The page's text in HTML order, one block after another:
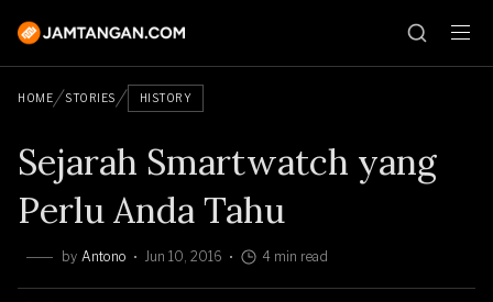
HOME STORIES HISTORY
Sejarah Smartwatch yang
Perlu Anda Tahu
by Antono Jun 10, 2016 4 min read